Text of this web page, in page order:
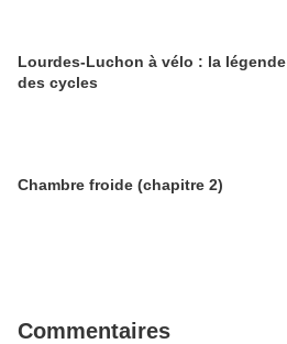
Lourdes-Luchon à vélo : la légende
des cycles
Chambre froide (chapitre 2)
Commentaires